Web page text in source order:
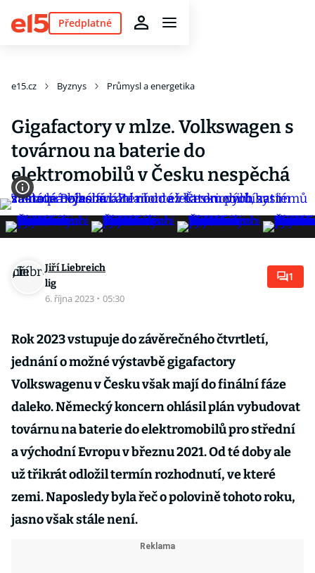
Předplatné
e15.cz Byznys Průmysl a energetika
Gigafactory v mlze. Volkswagen s
továrnou na baterie do
elektromobilů v Česku nespěchá
Jiří Liebreich
lig
6. října 2023 · 05:30
1
Rok 2023 vstupuje do závěrečného čtvrtletí,
jednání o možné výstavbě gigafactory
Volkswagenu v Česku však mají do finální fáze
daleko. Německý koncern ohlásil plán vybudovat
továrnu na baterie do elektromobilů pro střední
a východní Evropu v březnu 2021. Od té doby ale
už třikrát odložil termín rozhodnutí, ve které
zemi. Naposledy byla řeč o polovině tohoto roku,
jasno však stále není.